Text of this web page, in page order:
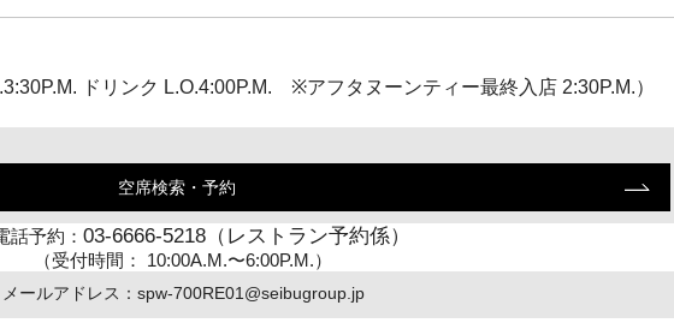
ドリンク L.O.4:00P.M. ※アフタヌーンティー最終入店 2:30P.M.）
空席検索・予約
話予約： 03-6666-5218（レストラン予約係）
（受付時間： 10:00A.M.〜6:00P.M.）
メールアドレス：spw-700RE01@seibugroup.jp